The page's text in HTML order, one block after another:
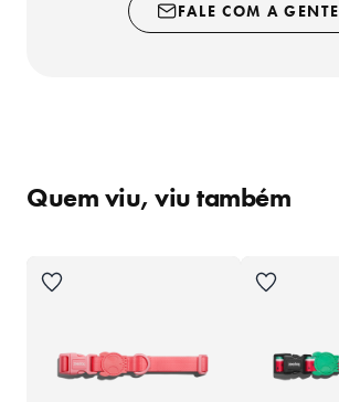
FALE COM A GENTE
Quem viu, viu também